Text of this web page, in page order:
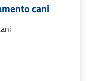
cani